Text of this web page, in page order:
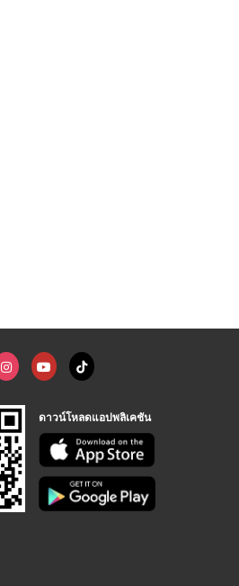
ดาวน์โหลดแอปพลิเคชัน